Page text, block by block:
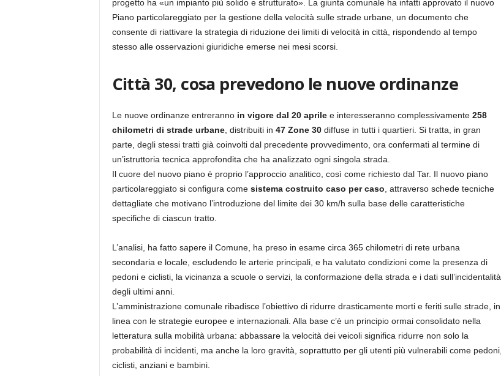
progetto ha «un impianto più solido e strutturato». La giunta comunale ha infatti approvato il nuovo
Piano particolareggiato per la gestione della velocità sulle strade urbane, un documento che
consente di riattivare la strategia di riduzione dei limiti di velocità in città, rispondendo al tempo
stesso alle osservazioni giuridiche emerse nei mesi scorsi.
Città 30, cosa prevedono le nuove ordinanze
Le nuove ordinanze entreranno in vigore dal 20 aprilee interesseranno complessivamente 258
chilometri di strade urbane, distribuiti in 47 Zone 30diffuse in tutti i quartieri. Si tratta, in gran
parte, degli stessi tratti già coinvolti dal precedente provvedimento, ora confermati al termine di
un’istruttoria tecnica approfondita che ha analizzato ogni singola strada.
Il cuore del nuovo piano è proprio l’approccio analitico, così come richiesto dal Tar. Il nuovo piano
particolareggiato si configura comesistema costruito caso per caso , attraverso schede tecniche
dettagliate che motivano l’introduzione del limite dei 30 km/h sulla base delle caratteristiche
specifiche di ciascun tratto.
L’analisi, ha fatto sapere il Comune, ha preso in esame circa 365 chilometri di rete urbana
secondaria e locale, escludendo le arterie principali, e ha valutato condizioni come la presenza di
pedoni e ciclisti, la vicinanza a scuole o servizi, la conformazione della strada e i dati sull’incidentalità
degli ultimi anni.
L’amministrazione comunale ribadisce l’obiettivo di ridurre drasticamente morti e feriti sulle strade, in
linea con le strategie europee e internazionali. Alla base c’è un principio ormai consolidato nella
letteratura sulla mobilità urbana: abbassare la velocità dei veicoli significa ridurre non solo la
probabilità di incidenti, ma anche la loro gravità, soprattutto per gli utenti più vulnerabili come pedoni,
ciclisti, anziani e bambini.